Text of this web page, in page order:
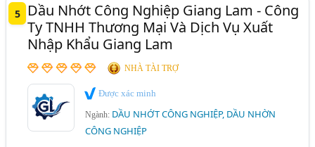
5
Dầu Nhớt Công Nghiệp Giang Lam - Công
Ty TNHH Thương Mại Và Dịch Vụ Xuất
Nhập Khẩu Giang Lam
NHÀ TÀI TRỢ
Được xác minh
Ngành: DẦU NHỚT CÔNG NGHIỆP, DẦU NHỜN
CÔNG NGHIỆP